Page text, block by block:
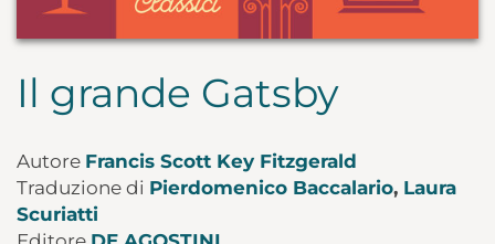
Il grande Gatsby
Autore Francis Scott Key Fitzgerald
Traduzione di Pierdomenico Baccalario, Laura
Scuriatti